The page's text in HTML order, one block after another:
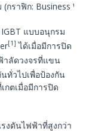
ราฟิก: Business
IGBT แบบอนุกรม
[1] ได้เมื่อมีการปิด
าลัดวงจรที่แขน
ทั่วไปเพื่อป้องกัน
กตเมื่อมีการปิด
งดันไฟฟ้าที่สูงกว่า